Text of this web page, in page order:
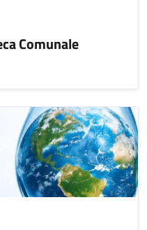
Comunale